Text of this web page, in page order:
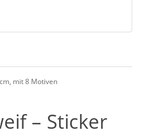
mit 8 Motiven
– Sticker